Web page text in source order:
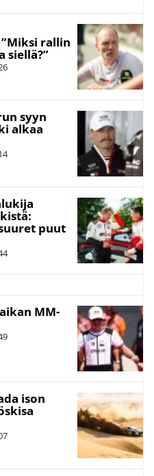
rallin
siellä?”
syyn
alkaa
puut
MM-
ison